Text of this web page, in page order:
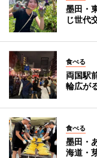
墨田・
じ世代
食べる
両国駅
輪広が
食べる
墨田・
海道・